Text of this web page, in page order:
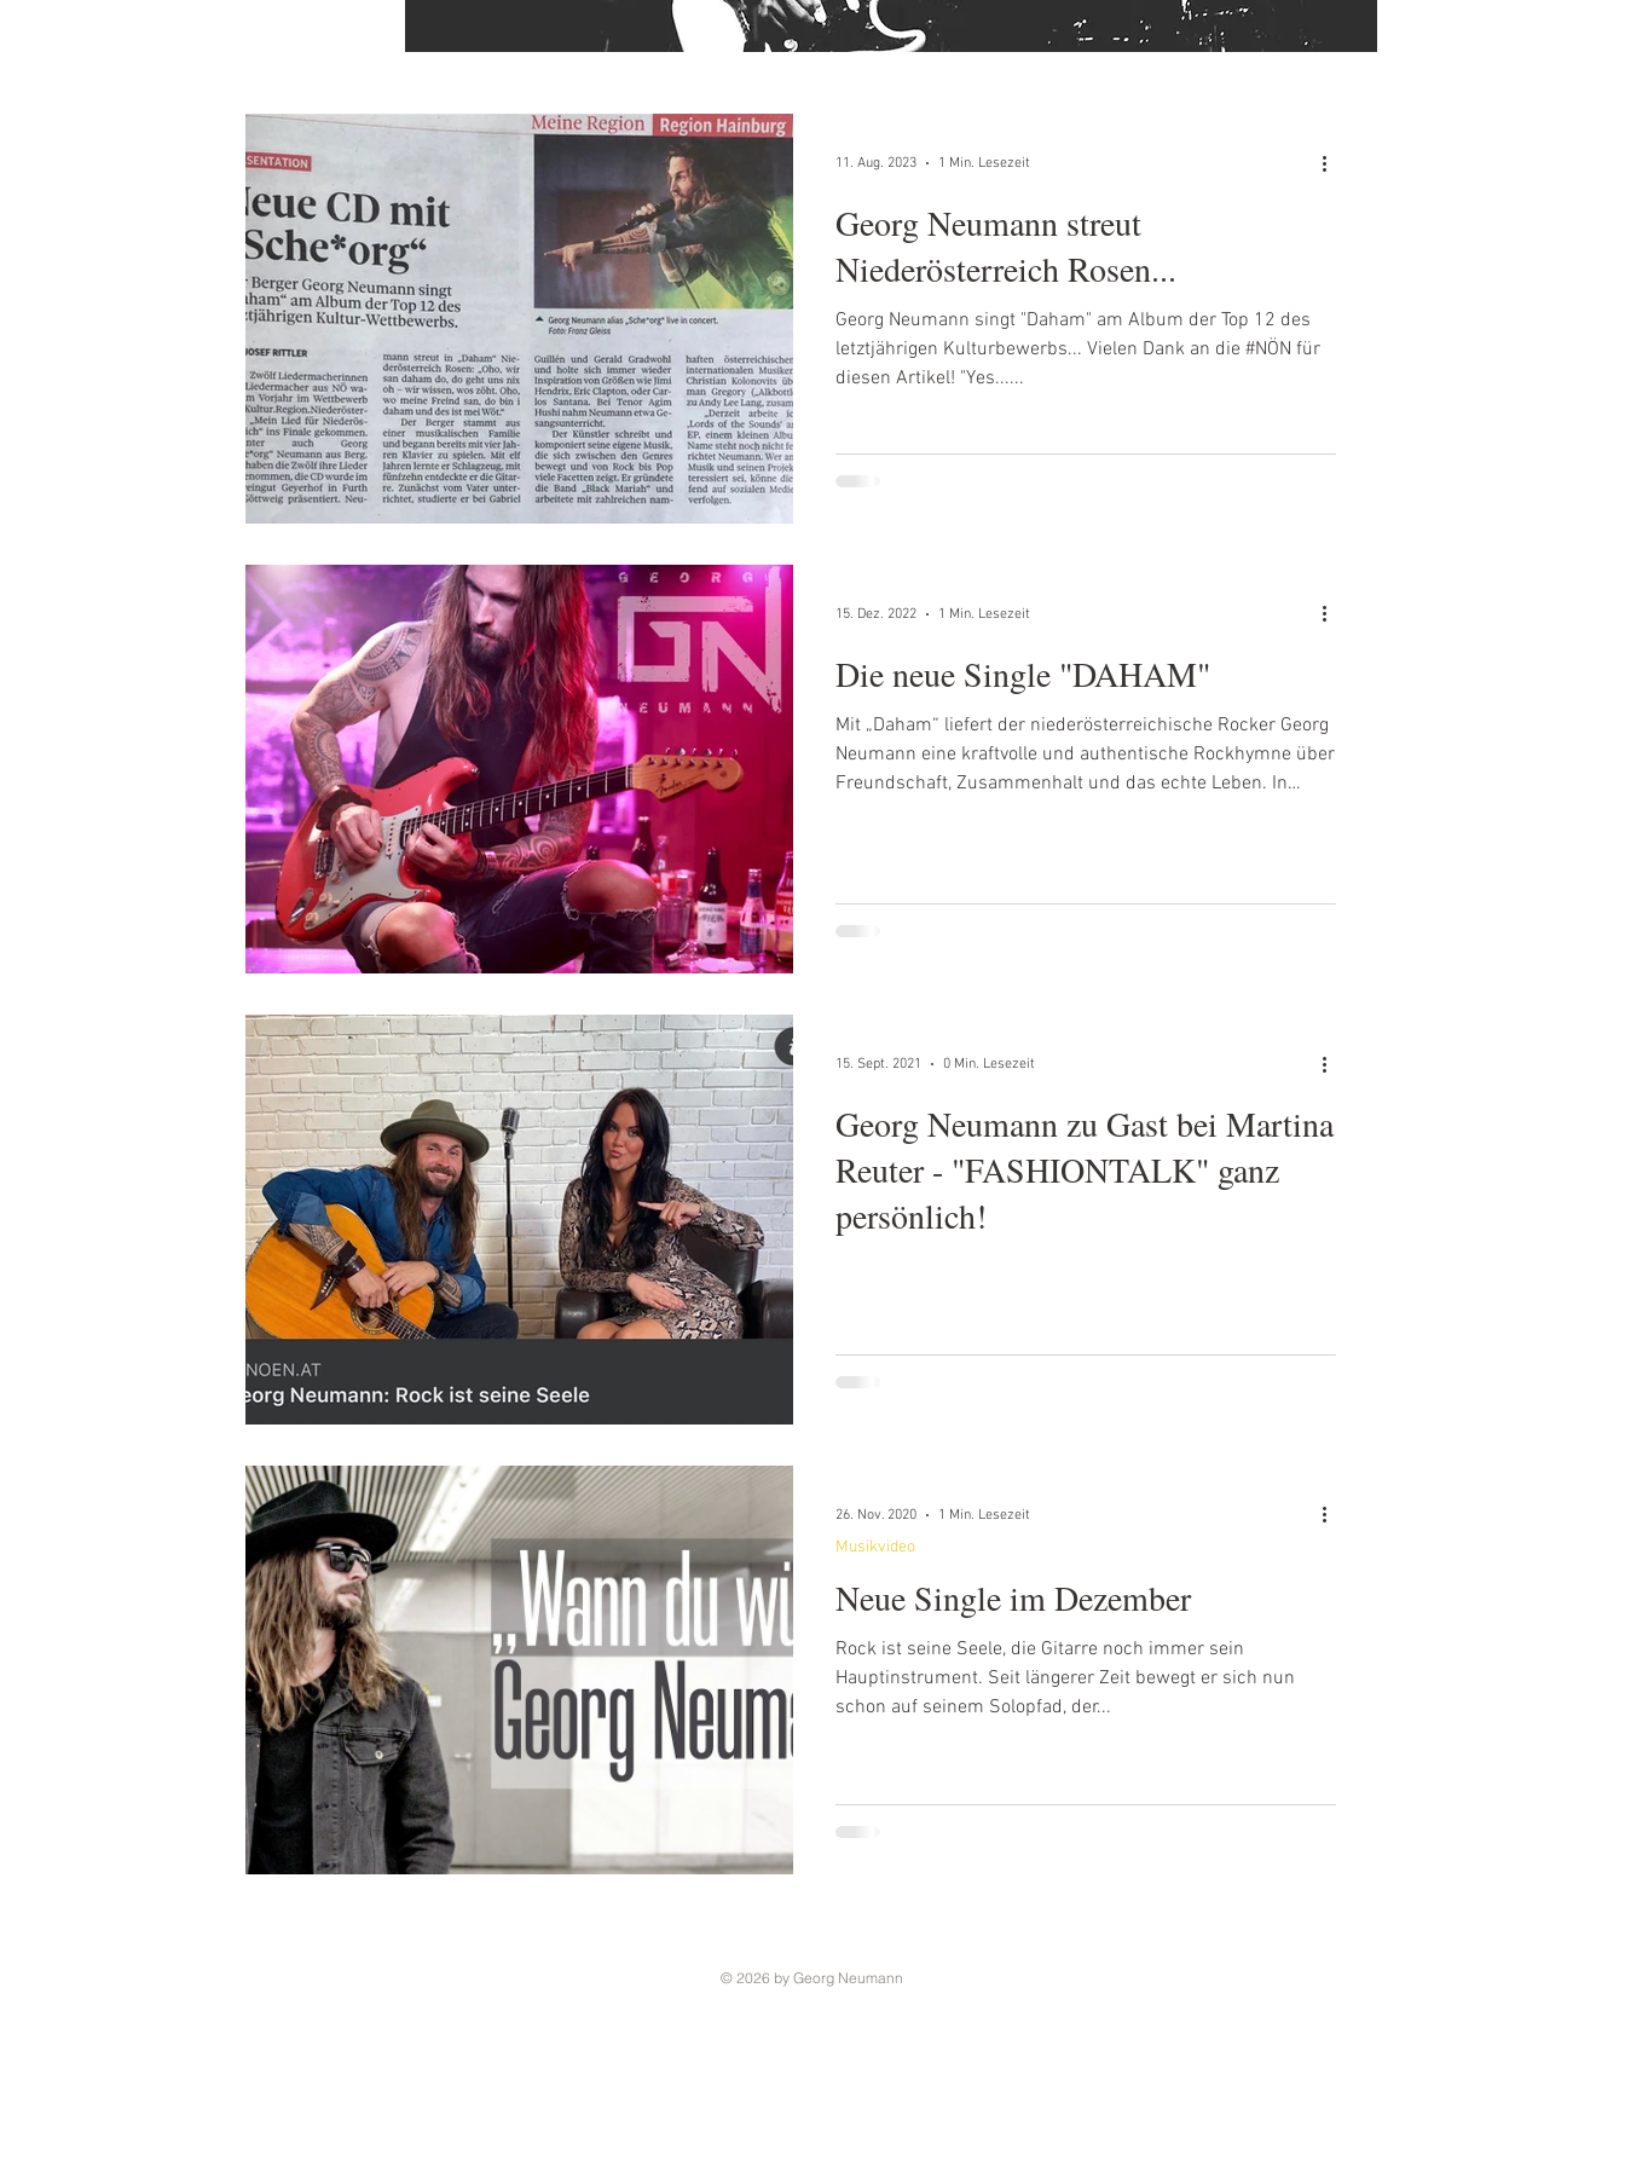
Georg Neumann streut
Niederösterreich Rosen...
Georg Neumann singt "Daham" am Album der Top 12 des
letztjährigen Kulturbewerbs... Vielen Dank an die #NÖN für
diesen Artikel! "Yes......
11. Aug. 2023 1 Min. Lesezeit
Die neue Single "DAHAM"
Mit „Daham“ liefert der niederösterreichische Rocker Georg
Neumann eine kraftvolle und authentische Rockhymne über
Freundschaft, Zusammenhalt und das echte Leben. In
zusammenhalten. Georg Neumann steht für
deutschsprachigen Rock mit internationaler Klangästhetik...
15. Dez. 2022 1 Min. Lesezeit
Georg Neumann zu Gast bei Martina
Reuter - "FASHIONTALK" ganz
persönlich!
15. Sept. 2021 0 Min. Lesezeit
Neue Single im Dezember
Rock ist seine Seele, die Gitarre noch immer sein
Hauptinstrument. Seit längerer Zeit bewegt er sich nun
schon auf seinem Solopfad, der...
Musikvideo
26. Nov. 2020 1 Min. Lesezeit
© 2026 by Georg Neumann